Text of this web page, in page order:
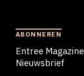
ABONNEREN
Entree Magazine
Nieuwsbrief